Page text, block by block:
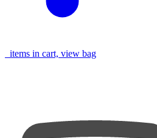
items in cart, view bag